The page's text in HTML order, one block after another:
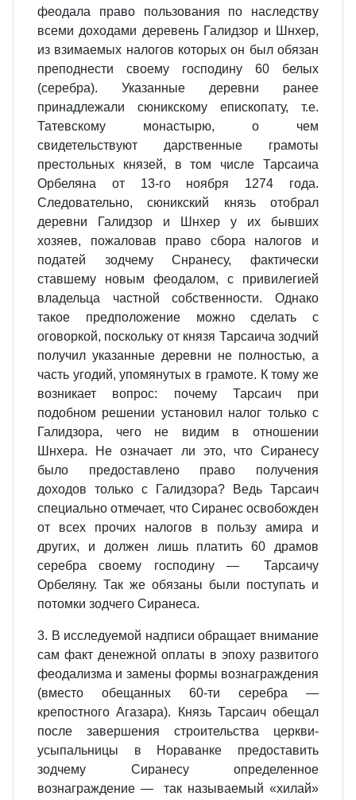
феодала право пользования по наследству
всеми доходами деревень Галидзор и Шнхер,
из взимаемых налогов которых он был обязан
преподнести своему господину 60 белых
(серебра). Указанные деревни ранее
принадлежали сюникскому епископату, т.е.
Татевскому монастырю, о чем
свидетельствуют дарственные грамоты
престольных князей, в том числе Тарсаича
Орбеляна от 13-го ноября 1274 года.
Следовательно, сюникский князь отобрал
деревни Галидзор и Шнхер у их бывших
хозяев, пожаловав право сбора налогов и
податей зодчему Снранесу, фактически
ставшему новым феодалом, с привилегией
владельца частной собственности. Однако
такое предположение можно сделать с
оговоркой, поскольку от князя Тарсаича зодчий
получил указанные деревни не полностью, а
часть угодий, упомянутых в грамоте. К тому же
возникает вопрос: почему Тарсаич при
подобном решении установил налог только с
Галидзора, чего не видим в отношении
Шнхера. Не означает ли это, что Сиранесу
было предоставлено право получения
доходов только с Галидзора? Ведь Тарсаич
специально отмечает, что Сиранес освобожден
от всех прочих налогов в пользу амира и
других, и должен лишь платить 60 драмов
серебра своему господину — Тарсаичу
Орбеляну. Так же обязаны были поступать и
потомки зодчего Сиранеса.
3. В исследуемой надписи обращает внимание
сам факт денежной оплаты в эпоху развитого
феодализма и замены формы вознаграждения
(вместо обещанных 60-ти серебра —
крепостного Агазара). Князь Тарсаич обещал
после завершения строительства церкви-
усыпальницы в Нораванке предоставить
зодчему Сиранесу определенное
вознаграждение — так называемый «хилай»